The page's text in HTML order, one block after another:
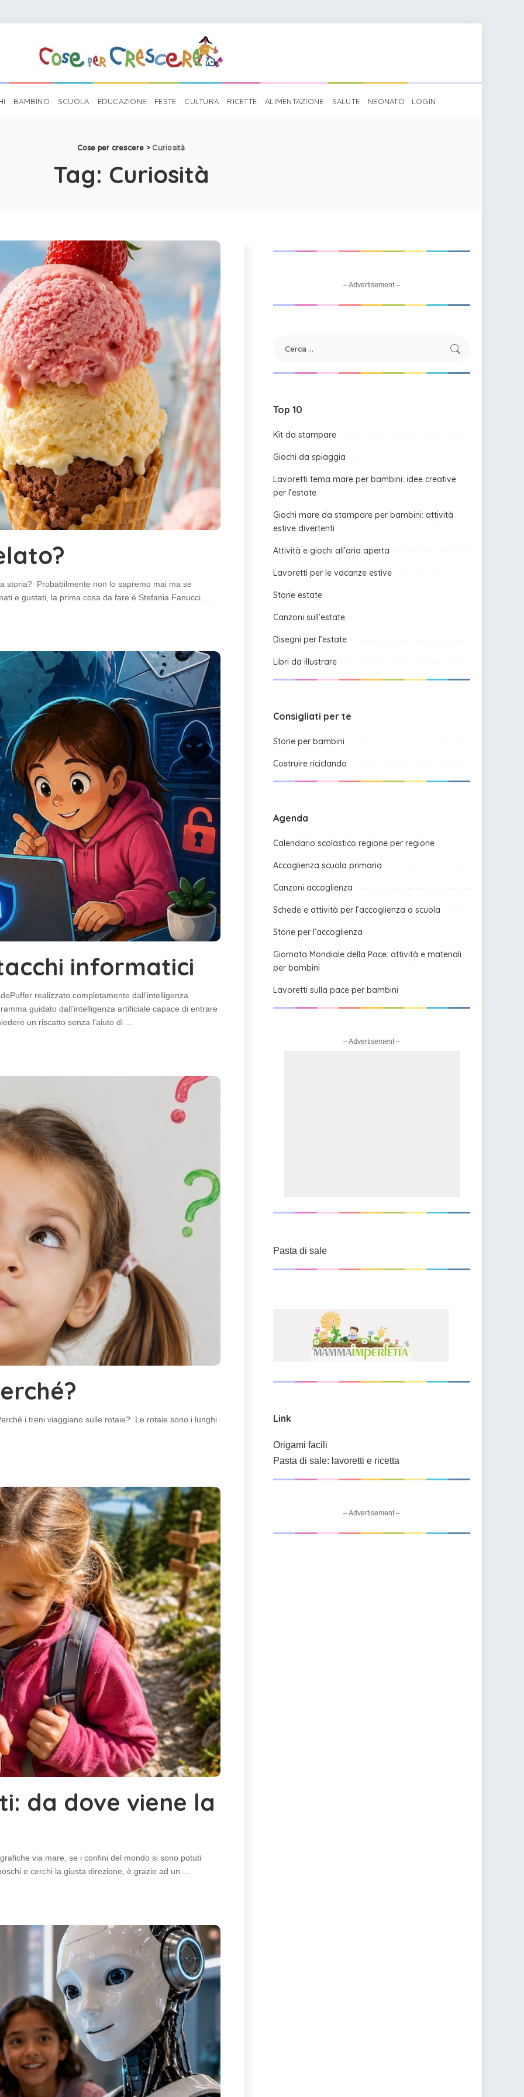
BAMBINO SCUOLA EDUCAZIONE FESTE CULTURA RICETTE ALIMENTAZIONE SALUTE NEONATO LOGIN
Cose per crescere > Curiosità
Tag: Curiosità
storia? Probabilmente non lo sapremo mai ma se
e gustati, la prima cosa da fare è Stefania Fanucci ...
informatici
realizzato completamente dall’intelligenza
guidato dall’intelligenza artificiale capace di entrare
un riscatto senza l’aiuto di
i treni viaggiano sulle rotaie? Le rotaie sono i lunghi
da dove viene la
via mare, se i confini del mondo si sono potuti
e cerchi la giusta direzione, è grazie ad un
– Advertisement –
Top 10
Kit da stampare
Giochi da spiaggia
Lavoretti tema mare per bambini: idee creative
per l’estate
Giochi mare da stampare per bambini: attività
estive divertenti
Attività e giochi all’aria aperta
Lavoretti per le vacanze estive
Storie estate
Canzoni sull’estate
Disegni per l’estate
Libri da illustrare
Consigliati per te
Storie per bambini
Costruire riciclando
Agenda
Calendario scolastico regione per regione
Accoglienza scuola primaria
Canzoni accoglienza
Schede e attività per l’accoglienza a scuola
Storie per l’accoglienza
Giornata Mondiale della Pace: attività e materiali
per bambini
Lavoretti sulla pace per bambini
– Advertisement –
Pasta di sale
Link
Origami facili
Pasta di sale: lavoretti e ricetta
– Advertisement –